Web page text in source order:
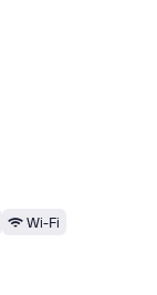
Wi-Fi